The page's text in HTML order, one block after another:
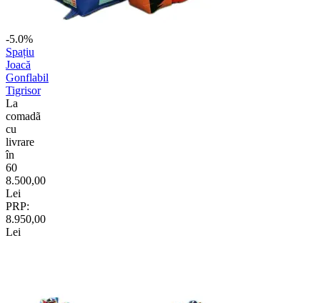
-5.0%
Spațiu
Joacă
Gonflabil
Tigrisor
La
comadã
cu
livrare
în
60
8.500,00
Lei
PRP:
8.950,00
Lei